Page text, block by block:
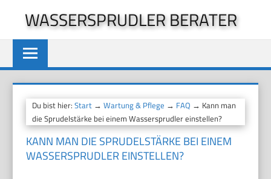
springen
WASSERSPRUDLER BERATER
Du bist hier:Start →Wartung & Pflege → FAQ → Kann man
die Sprudelstärke bei einem Wassersprudler einstellen?
KANN MAN DIE SPRUDELSTÄRKE BEI EINEM
WASSERSPRUDLER EINSTELLEN?